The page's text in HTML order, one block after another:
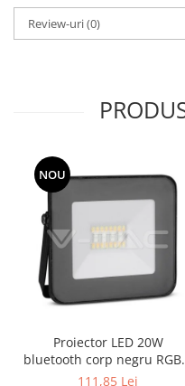
Review-uri(0)
NOU
Proiector LED 20W
bluetooth corp negru RGB
lumină Rece
111,85 Lei